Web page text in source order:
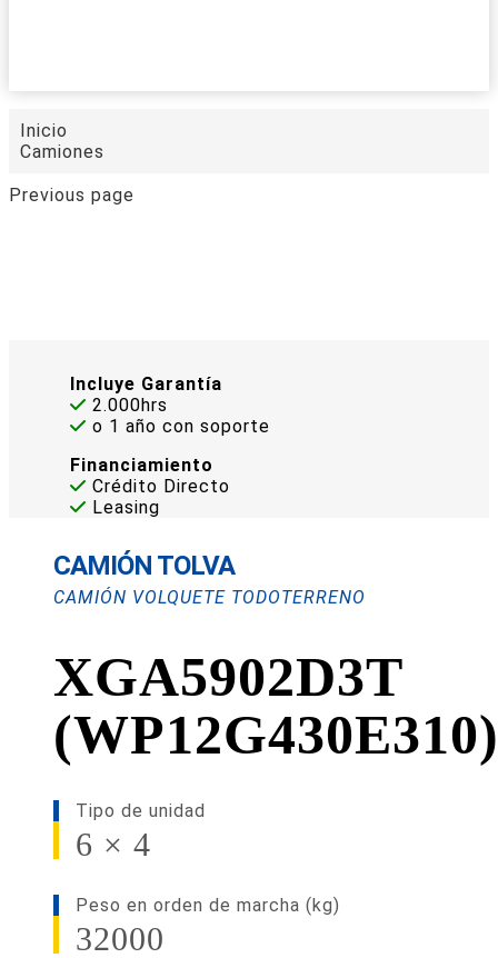
Inicio
Camiones
Previous page
Incluye Garantía
2.000hrs
o 1 año con soporte
Financiamiento
Crédito Directo
Leasing
CAMIÓN TOLVA
CAMIÓN VOLQUETE TODOTERRENO
XGA5902D3T
(WP12G430E310)
Tipo de unidad
6 × 4
Peso en orden de marcha (kg)
32000